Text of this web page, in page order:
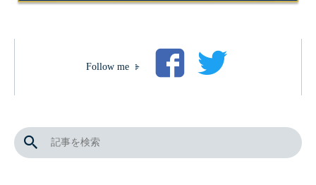
Follow me